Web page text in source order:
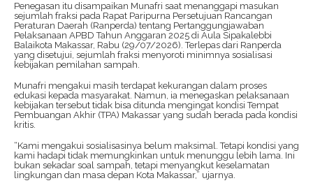
Penegasan itu disampaikan Munafri saat menanggapi masukan
sejumlah fraksi pada Rapat Paripurna Persetujuan Rancangan
Peraturan Daerah (Ranperda) tentang Pertanggungjawaban
Pelaksanaan APBD Tahun Anggaran 2025 di Aula Sipakalebbi
Balaikota Makassar, Rabu (29/07/2026). Terlepas dari Ranperda
yang disetujui, sejumlah fraksi menyoroti minimnya sosialisasi
kebijakan pemilahan sampah.
Munafri mengakui masih terdapat kekurangan dalam proses
edukasi kepada masyarakat. Namun, ia menegaskan pelaksanaan
kebijakan tersebut tidak bisa ditunda mengingat kondisi Tempat
Pembuangan Akhir (TPA) Makassar yang sudah berada pada kondisi
kritis.
“Kami mengakui sosialisasinya belum maksimal. Tetapi kondisi yang
kami hadapi tidak memungkinkan untuk menunggu lebih lama. Ini
bukan sekadar soal sampah, tetapi menyangkut keselamatan
lingkungan dan masa depan Kota Makassar,” ujarnya.